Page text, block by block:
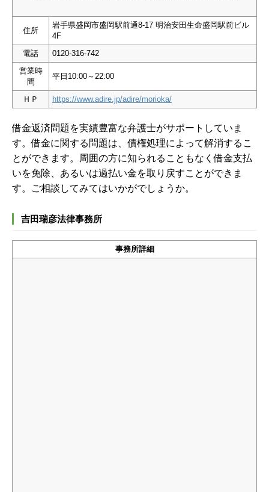
住所
岩手県盛岡市盛岡駅前通8-17 明治安田生命盛岡駅前ビル
4F
電話
0120-316-742
営業時
間
平日10:00～22:00
ＨＰ https://www.adire.jp/adire/morioka/
借金返済問題を実績豊富な弁護士がサポートしていま
す。借金に関する問題は、債権処理によって解消するこ
とができます。周囲の方に知られることもなく借金支払
いを免除、あるいは過払い金を取り戻すことができま
す。ご相談してみてはいかがでしょうか。
吉田瑞彦法律事務所
事務所詳細